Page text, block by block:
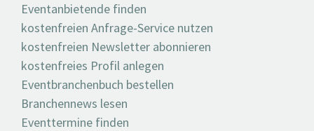
Eventanbietende finden
kostenfreien Anfrage-Service nutzen
kostenfreien Newsletter abonnieren
kostenfreies Profil anlegen
Eventbranchenbuch bestellen
Branchennews lesen
Eventtermine finden